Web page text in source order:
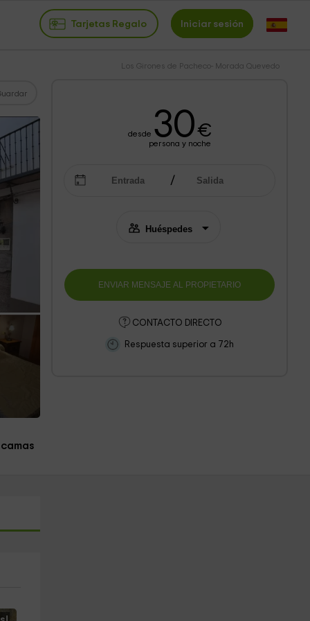
Tarjetas Regalo Iniciar sesión
Los Girones de Pacheco- Morada Quevedo
desde 30€
persona y noche
CONTACTO DIRECTO
Respuesta superior a 72h
camas